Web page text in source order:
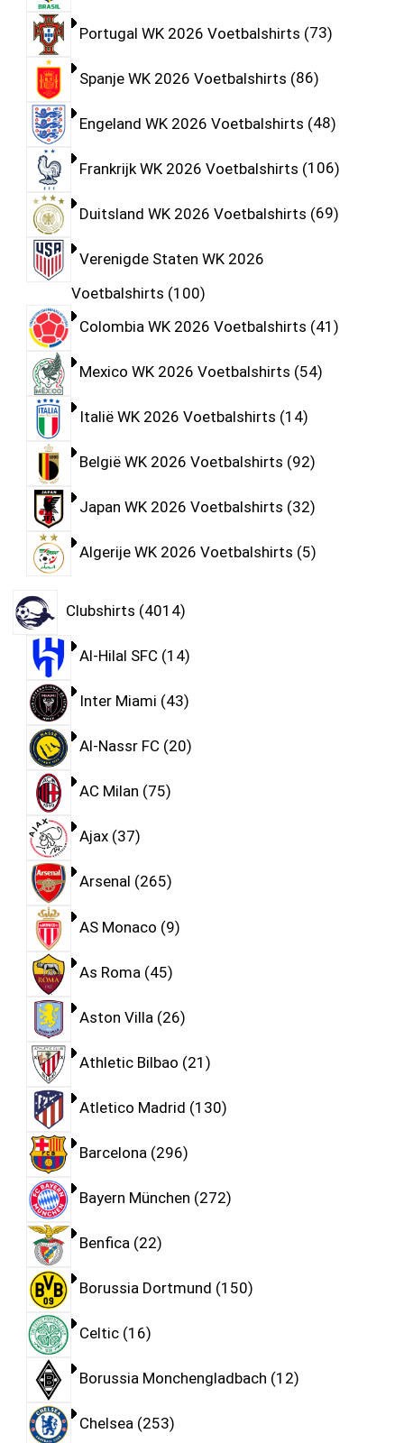
Portugal WK 2026 Voetbalshirts 73
Spanje WK 2026 Voetbalshirts 86
Engeland WK 2026 Voetbalshirts 48
Frankrijk WK 2026 Voetbalshirts 106
Duitsland WK 2026 Voetbalshirts 69
Verenigde Staten WK 2026
Voetbalshirts 100
Colombia WK 2026 Voetbalshirts 41
Mexico WK 2026 Voetbalshirts 54
Italië WK 2026 Voetbalshirts 14
België WK 2026 Voetbalshirts 92
Japan WK 2026 Voetbalshirts 32
Algerije WK 2026 Voetbalshirts 5
Clubshirts 4014
Al-Hilal SFC 14
Inter Miami 43
Al-Nassr FC 20
AC Milan 75
Ajax 37
Arsenal 265
AS Monaco 9
As Roma 45
Aston Villa 26
Athletic Bilbao 21
Atletico Madrid 130
Barcelona 296
Bayern München 272
Benfica 22
Borussia Dortmund 150
Celtic 16
Borussia Monchengladbach 12
Chelsea 253